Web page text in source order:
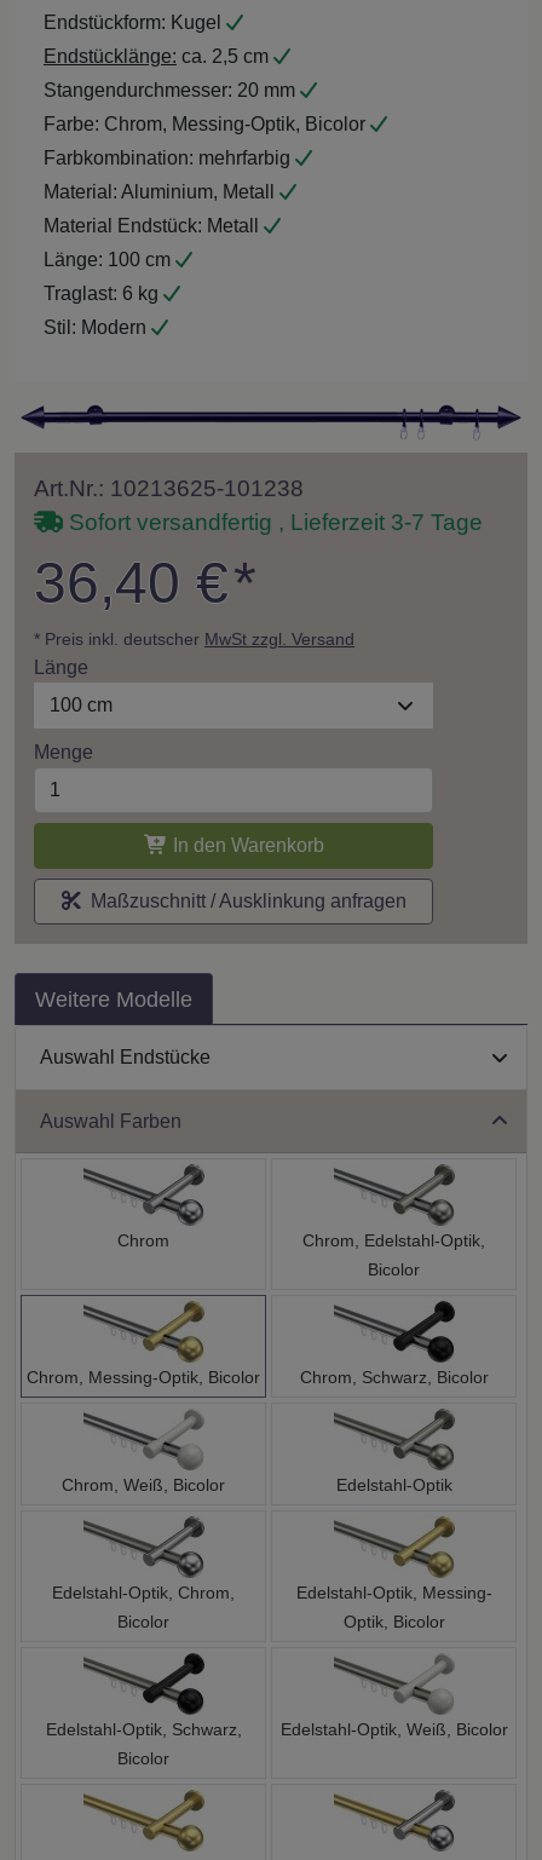
Endstückform: Kugel
Endstücklänge: ca. 2,5 cm
Stangendurchmesser: 20 mm
Farbe: Chrom, Messing-Optik, Bicolor
Farbkombination: mehrfarbig
Material: Aluminium, Metall
Material Endstück: Metall
Länge: 100 cm
Traglast: 6 kg
Stil: Modern
Art.Nr.: 10213625-101238
Sofort versandfertig , Lieferzeit 3-7 Tage
36,40 €*
* Preis inkl. deutscher MwSt zzgl. Versand
Länge
100 cm
Menge
In den Warenkorb
Maßzuschnitt / Ausklinkung anfragen
Weitere Modelle
Auswahl Endstücke
Auswahl Farben
Chrom
Chrom, Edelstahl-Optik,
Bicolor
Chrom, Messing-Optik, Bicolor Chrom, Schwarz, Bicolor
Chrom, Weiß, Bicolor Edelstahl-Optik
Edelstahl-Optik, Chrom,
Bicolor
Edelstahl-Optik, Messing-
Optik, Bicolor
Edelstahl-Optik, Schwarz,
Bicolor
Edelstahl-Optik, Weiß, Bicolor